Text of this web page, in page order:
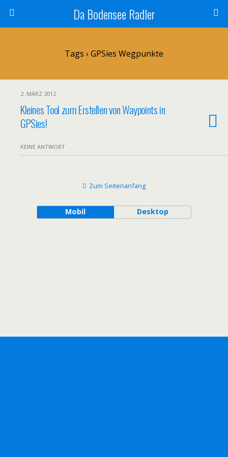
Da Bodensee Radler
Tags › GPSies Wegpunkte
2. MÄRZ 2012
Kleines Tool zum Erstellen von Waypoints in
GPSies!
KEINE ANTWORT
Zum Seitenanfang
Mobil Desktop